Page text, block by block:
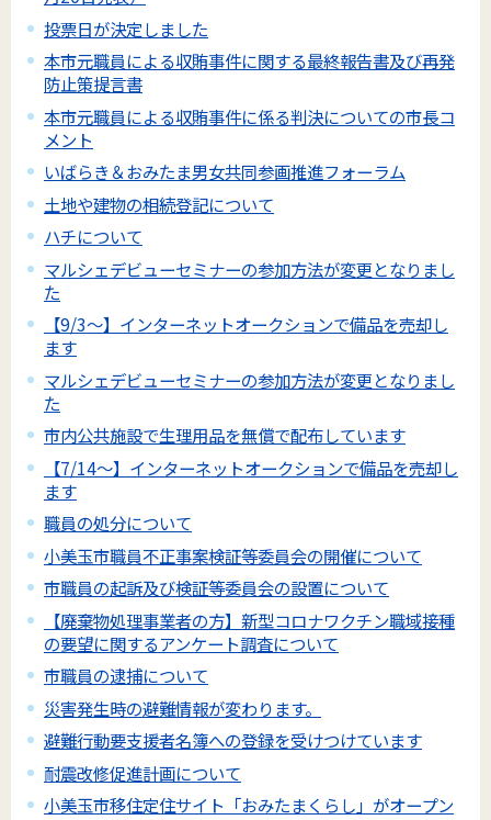
投票日が決定しました
本市元職員による収賄事件に関する最終報告書及び再発
防止策提言書
本市元職員による収賄事件に係る判決についての市長コ
メント
いばらき＆おみたま男女共同参画推進フォーラム
土地や建物の相続登記について
ハチについて
マルシェデビューセミナーの参加方法が変更となりまし
た
【9/3～】インターネットオークションで備品を売却し
ます
マルシェデビューセミナーの参加方法が変更となりまし
た
市内公共施設で生理用品を無償で配布しています
【7/14～】インターネットオークションで備品を売却し
ます
職員の処分について
小美玉市職員不正事案検証等委員会の開催について
市職員の起訴及び検証等委員会の設置について
【廃棄物処理事業者の方】新型コロナワクチン職域接種
の要望に関するアンケート調査について
市職員の逮捕について
災害発生時の避難情報が変わります。
避難行動要支援者名簿への登録を受けつけています
耐震改修促進計画について
小美玉市移住定住サイト「おみたまくらし」がオープン